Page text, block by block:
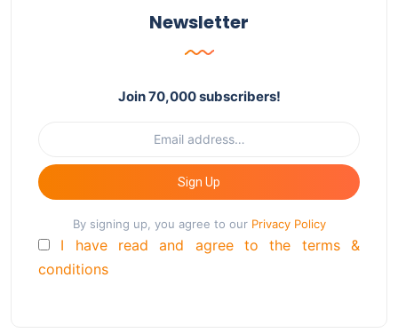
Newsletter
Join 70,000 subscribers!
Sign Up
By signing up, you agree to our Privacy Policy
I have read and agree to the terms &
conditions